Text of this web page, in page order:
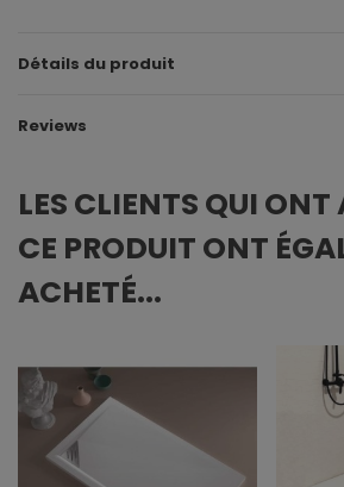
Détails du produit
Reviews
LES CLIENTS QUI ONT
CE PRODUIT ONT
ACHETÉ...